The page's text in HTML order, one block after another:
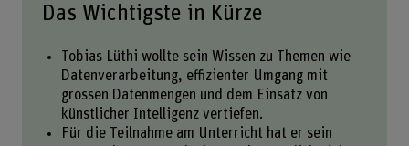
Das Wichtigste in Kürze
Tobias Lüthi wollte sein Wissen zu Themen wie
Datenverarbeitung, effizienter Umgang mit
grossen Datenmengen und dem Einsatz von
künstlicher Intelligenz vertiefen.
Für die Teilnahme am Unterricht hat er sein